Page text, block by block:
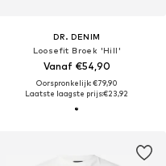
DR. DENIM
Loosefit Broek 'Hill'
Vanaf €54,90
Oorspronkelijk: €79,90
Laatste laagste prijs:€23,92